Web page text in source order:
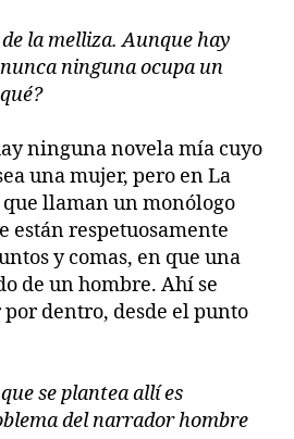
la melliza. Aunque hay
ninguna ocupa un
ninguna novela mía cuyo
una mujer, pero en La
llaman un monólogo
están respetuosamente
y comas, en que una
de un hombre. Ahí se
dentro, desde el punto
se plantea allí es
del narrador hombre